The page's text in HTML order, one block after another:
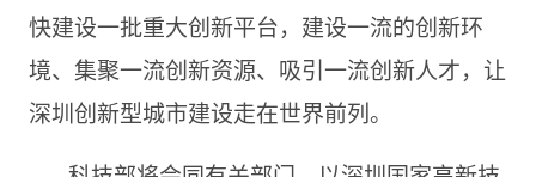
快建设一批重大创新平台，建设一流的创新环
境、集聚一流创新资源、吸引一流创新人才，让
深圳创新型城市建设走在世界前列。